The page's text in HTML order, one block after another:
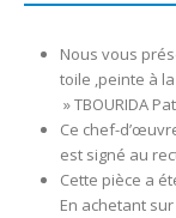
Nous vous
toile ,peinte à
» TBOURIDA
Ce chef-
est signé au
Cette pièce a
En achetant